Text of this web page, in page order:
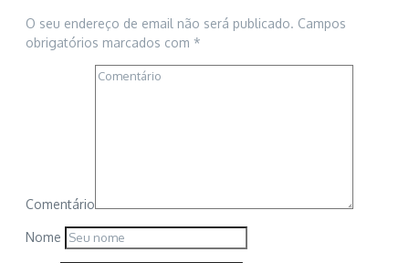
O seu endereço de email não será publicado. Campos
obrigatórios marcados com *
Comentário
Nome